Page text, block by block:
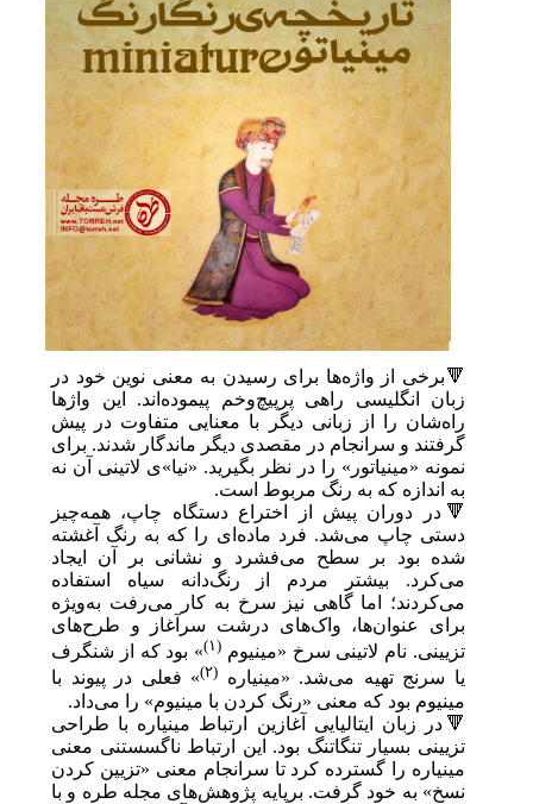
🔻برخی از واژه‌ها برای رسیدن به معنی نوین خود در
زبان انگلیسی راهی پرپیچ‌وخم پیموده‌اند. این واژها
راه‌شان را از زبانی دیگر با معنایی متفاوت در پیش
گرفتند و سرانجام در مقصدی دیگر ماندگار شدند. برای
نمونه «مینیاتور» را در نظر بگیرید. «نیا»ی لاتینی آن نه
به اندازه که به رنگ مربوط است.
🔻در دوران پیش از اختراع دستگاه چاپ، همه‌چیز
دستی چاپ می‌شد. فرد ماده‌ای را که به رنگ آغشته
شده بود بر سطح می‌فشرد و نشانی بر آن ایجاد
می‌کرد. بیشتر مردم از رنگ‌دانه‌ سیاه استفاده
می‌کردند؛ اما گاهی نیز سرخ به کار می‌رفت به‌ویژه
برای عنوان‌ها، واک‌های درشت سرآغاز و طرح‌های
تزیینی. نام لاتینی سرخ «مینیوم
» بود که از شنگرف
یا سرنج تهیه می‌شد. «مینیاره
» فعلی در پیوند با
مینیوم بود که معنی «رنگ کردن با مینیوم» را می‌داد.
🔻در زبان ایتالیایی آغازین ارتباط مینیاره با طراحی
تزیینی بسیار تنگاتنگ بود. این ارتباط ناگسستنی معنی
مینیاره را گسترده کرد تا سرانجام معنی «تزیین کردن
نسخ» به خود گرفت. برپایه پژوهش‌های مجله طره و با